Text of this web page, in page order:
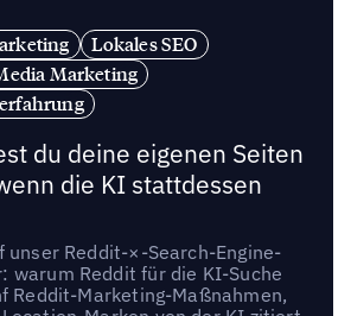
Lokales SEO
Marketing
du deine eigenen Seiten
die KI stattdessen
unser Reddit-×-Search-Engine-
warum Reddit für die KI-Suche
Reddit-Marketing-Maßnahmen,